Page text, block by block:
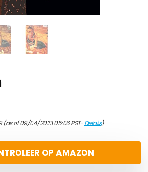
(as of 09/04/2023 05:06 PST-Details)
OP AMAZON